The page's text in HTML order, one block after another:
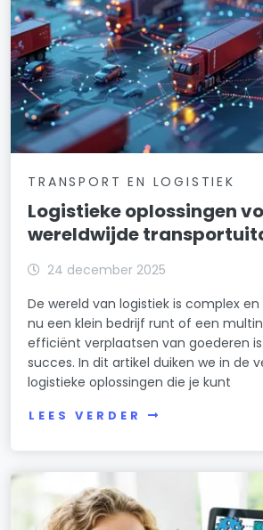
TRANSPORT EN LOGISTIEK
Logistieke oplossingen
wereldwijde
24 december 2025
De wereld van logistiek is complex
nu een klein bedrijf runt of een
efficiënt verplaatsen van goederen
succes. In dit artikel duiken we in de
logistieke oplossingen die je kunt
LEES VERDER